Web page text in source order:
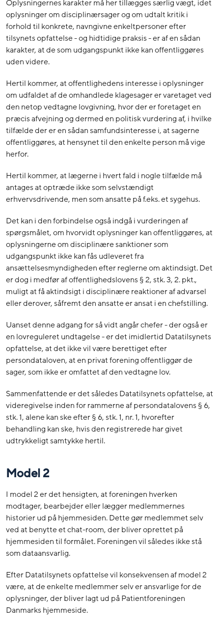
Oplysningernes karakter må her tillægges særlig vægt, idet
oplysninger om disciplinærsager og om udtalt kritik i
forhold til konkrete, navngivne enkeltpersoner efter
tilsynets opfattelse - og hidtidige praksis - er af en sådan
karakter, at de som udgangspunkt ikke kan offentliggøres
uden videre.
Hertil kommer, at offentlighedens interesse i oplysninger
om udfaldet af de omhandlede klagesager er varetaget ved
den netop vedtagne lovgivning, hvor der er foretaget en
præcis afvejning og dermed en politisk vurdering af, i hvilke
tilfælde der er en sådan samfundsinteresse i, at sagerne
offentliggøres, at hensynet til den enkelte person må vige
herfor.
Hertil kommer, at lægerne i hvert fald i nogle tilfælde må
antages at optræde ikke som selvstændigt
erhvervsdrivende, men som ansatte på f.eks. et sygehus.
Det kan i den forbindelse også indgå i vurderingen af
spørgsmålet, om hvorvidt oplysninger kan offentliggøres, at
oplysningerne om disciplinære sanktioner som
udgangspunkt ikke kan fås udleveret fra
ansættelsesmyndigheden efter reglerne om aktindsigt. Det
er dog i medfør af offentlighedslovens § 2, stk. 3, 2. pkt.,
muligt at få aktindsigt i disciplinære reaktioner af advarsel
eller derover, såfremt den ansatte er ansat i en chefstilling.
Uanset denne adgang for så vidt angår chefer - der også er
en lovreguleret undtagelse - er det imidlertid Datatilsynets
opfattelse, at det ikke vil være berettiget efter
persondataloven, at en privat forening offentliggør de
sager, som ikke er omfattet af den vedtagne lov.
Sammenfattende er det således Datatilsynets opfattelse, at
videregivelse inden for rammerne af persondatalovens § 6,
stk. 1, alene kan ske efter § 6, stk. 1, nr. 1, hvorefter
behandling kan ske, hvis den registrerede har givet
udtrykkeligt samtykke hertil.
Model 2
I model 2 er det hensigten, at foreningen hverken
modtager, bearbejder eller lægger medlemmernes
historier ud på hjemmesiden. Dette gør medlemmet selv
ved at benytte et chat-room, der bliver oprettet på
hjemmesiden til formålet. Foreningen vil således ikke stå
som dataansvarlig.
Efter Datatilsynets opfattelse vil konsekvensen af model 2
være, at de enkelte medlemmer selv er ansvarlige for de
oplysninger, der bliver lagt ud på Patientforeningen
Danmarks hjemmeside.